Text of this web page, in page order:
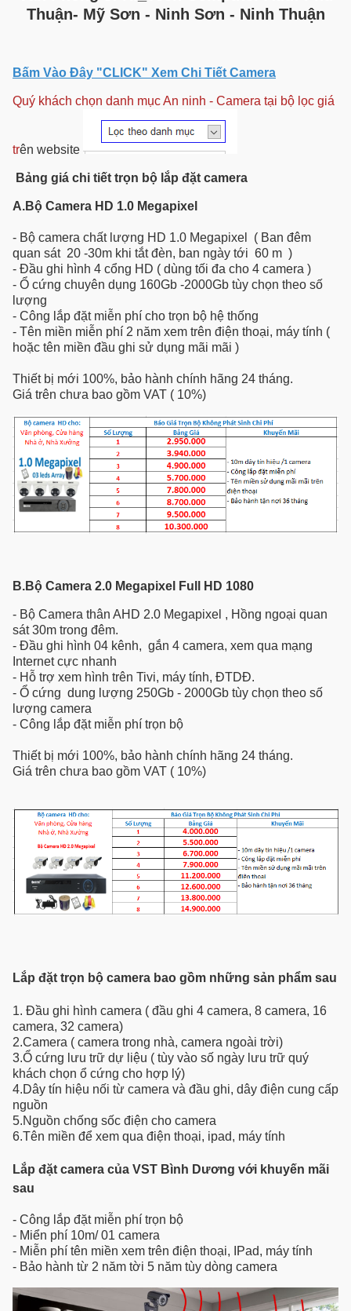
Thuận- Mỹ Sơn - Ninh Sơn - Ninh Thuận
Bấm Vào Đây "CLICK" Xem Chi Tiết Camera
Quý khách chọn danh mục An ninh - Camera tại bộ lọc giá
trên website
Bảng giá chi tiết trọn bộ lắp đặt camera
A.Bộ Camera HD 1.0 Megapixel
- Bộ camera chất lượng HD 1.0 Megapixel ( Ban đêm
quan sát 20 -30m khi tắt đèn, ban ngày tới 60 m )
- Đầu ghi hình 4 cổng HD ( dùng tối đa cho 4 camera )
- Ổ cứng chuyên dụng 160Gb -2000Gb tùy chọn theo số
lượng
- Công lắp đặt miễn phí cho trọn bộ hệ thống
- Tên miền miễn phí 2 năm xem trên điện thoại, máy tính (
hoặc tên miền đầu ghi sử dụng mãi mãi )
Thiết bị mới 100%, bảo hành chính hãng 24 tháng.
Giá trên chưa bao gồm VAT ( 10%)
B.Bộ Camera 2.0 Megapixel Full HD 1080
- Bộ Camera thân AHD 2.0 Megapixel , Hồng ngoại quan
sát 30m trong đêm.
- Đầu ghi hình 04 kênh, gắn 4 camera, xem qua mạng
Internet cực nhanh
- Hỗ trợ xem hình trên Tivi, máy tính, ĐTDĐ.
- Ổ cứng dung lượng 250Gb - 2000Gb tùy chọn theo số
lượng camera
- Công lắp đặt miễn phí trọn bộ
Thiết bị mới 100%, bảo hành chính hãng 24 tháng.
Giá trên chưa bao gồm VAT ( 10%)
Lắp đặt trọn bộ camera bao gồm những sản phẩm sau
1. Đầu ghi hình camera ( đầu ghi 4 camera, 8 camera, 16
camera, 32 camera)
2.Camera ( camera trong nhà, camera ngoài trời)
3.Ổ cứng lưu trữ dự liệu ( tùy vào số ngày lưu trữ quý
khách chọn ổ cứng cho hợp lý)
4.Dây tín hiệu nối từ camera và đầu ghi, dây điện cung cấp
nguồn
5.Nguồn chống sốc điện cho camera
6.Tên miền để xem qua điện thoại, ipad, máy tính
Lắp đặt camera của VST Bình Dương với khuyến mãi
sau
- Công lắp đặt miễn phí trọn bộ
- Miển phí 10m/ 01 camera
- Miễn phí tên miền xem trên điện thoại, IPad, máy tính
- Bảo hành từ 2 năm tời 5 năm tùy dòng camera